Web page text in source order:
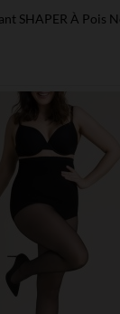
SHAPER À Pois